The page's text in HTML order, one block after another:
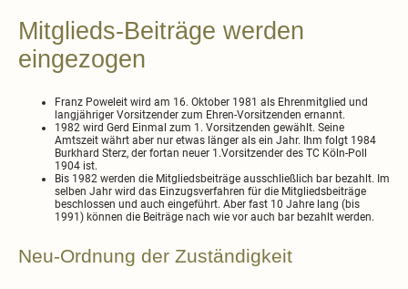
Mitglieds-Beiträge werden
eingezogen
Franz Poweleit wird am 16. Oktober 1981 als Ehrenmitglied und
langjähriger Vorsitzender zum Ehren-Vorsitzenden ernannt.
1982 wird Gerd Einmal zum 1. Vorsitzenden gewählt. Seine
Amtszeit währt aber nur etwas länger als ein Jahr. Ihm folgt 1984
Burkhard Sterz, der fortan neuer 1.Vorsitzender des TC Köln-Poll
1904 ist.
Bis 1982 werden die Mitgliedsbeiträge ausschließlich bar bezahlt. Im
selben Jahr wird das Einzugsverfahren für die Mitgliedsbeiträge
beschlossen und auch eingeführt. Aber fast 10 Jahre lang (bis
1991) können die Beiträge nach wie vor auch bar bezahlt werden.
Neu-Ordnung der Zuständigkeit